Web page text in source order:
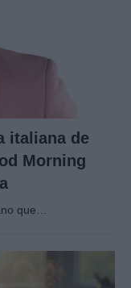
italiana de
Morning
que…